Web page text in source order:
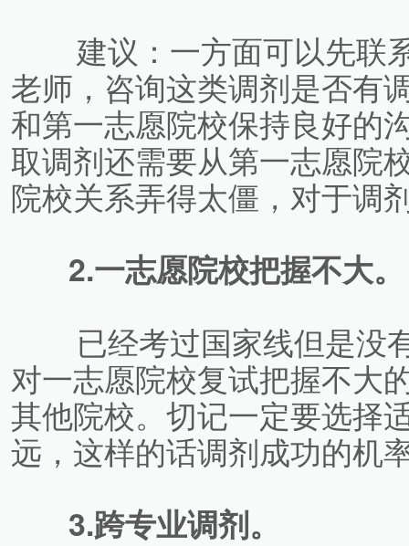
建议：一方面可以先联
老师，咨询这类调剂是否有
和第一志愿院校保持良好的
取调剂还需要从第一志愿院
院校关系弄得太僵，对于调
2.一志愿院校把握不大。
已经考过国家线但是没
对一志愿院校复试把握不大
其他院校。切记一定要选择
远，这样的话调剂成功的机
3.跨专业调剂。